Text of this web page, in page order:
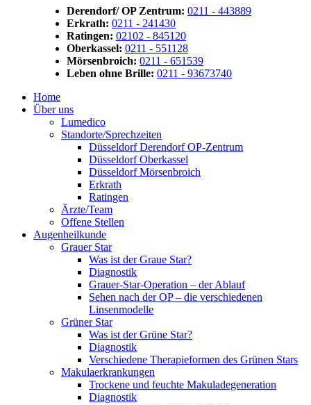
Derendorf/ OP Zentrum: 0211 - 443889
Erkrath: 0211 - 241430
Ratingen: 02102 - 845120
Oberkassel: 0211 - 551128
Mörsenbroich: 0211 - 651539
Leben ohne Brille: 0211 - 93673740
Home
Über uns
Lumedico
Standorte/Sprechzeiten
Düsseldorf Derendorf OP-Zentrum
Düsseldorf Oberkassel
Düsseldorf Mörsenbroich
Erkrath
Ratingen
Ärzte/Team
Offene Stellen
Augenheilkunde
Grauer Star
Was ist der Graue Star?
Diagnostik
Grauer-Star-Operation – der Ablauf
Sehen nach der OP – die verschiedenen
Linsenmodelle
Grüner Star
Was ist der Grüne Star?
Diagnostik
Verschiedene Therapieformen des Grünen Stars
Makulaerkrankungen
Trockene und feuchte Makuladegeneration
Diagnostik